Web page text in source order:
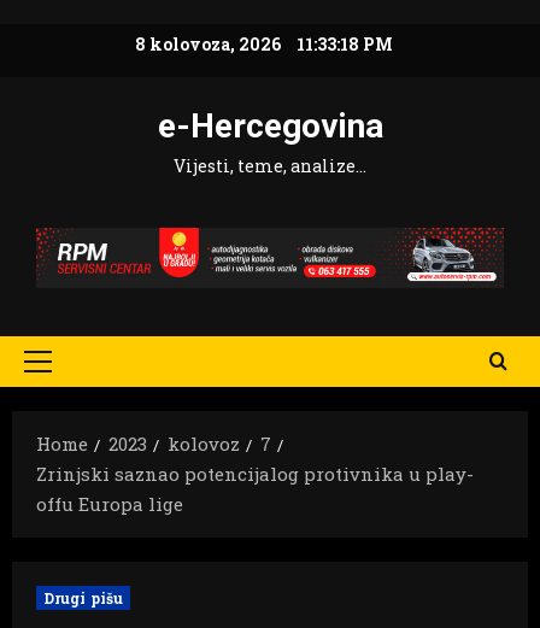
8 kolovoza, 2026 11:33:20 PM
e-Hercegovina
Vijesti, teme, analize…
Primary
Home
2023 kolovoz
7
Zrinjski saznao potencijalog protivnika u play-
offu Europa lige
Drugi pišu